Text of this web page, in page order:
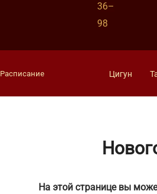
36–
98
Расписание Цигун
На этой странице вы